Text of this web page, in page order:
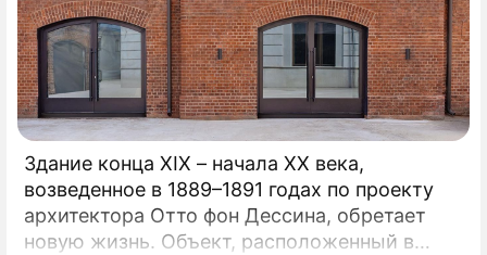
Здание конца XIX – начала XX века,
возведенное в 1889–1891 годах по проекту
архитектора Отто фон Дессина, обретает
новую жизнь. Объект, расположенный в